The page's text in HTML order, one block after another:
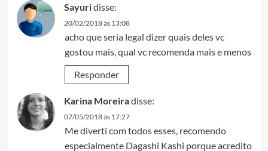
Sayuridisse:
20/02/2018 às 13:08
acho que seria legal dizer quais deles vc
gostou mais, qual vc recomenda mais e menos
Responder
Karina Moreiradisse:
07/05/2018 às 17:27
Me diverti com todos esses, recomendo
especialmente Dagashi Kashi porque acredito